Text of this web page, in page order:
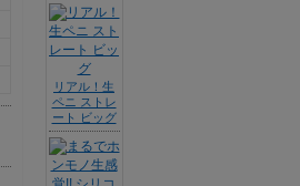
リアル！生
ペニ ストレ
ート ビッグ